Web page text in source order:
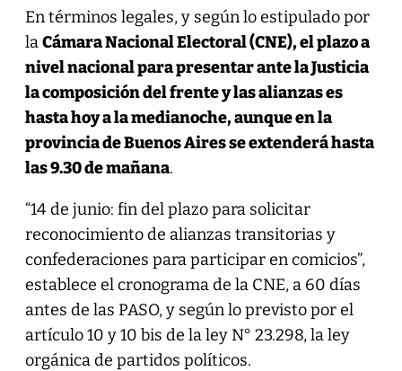
En términos legales, y según lo estipulado por
laCámara Nacional Electoral (CNE), el plazo a
nivel nacional para presentar ante la Justicia
la composición del frente y las alianzas es
hasta hoy a la medianoche, aunque en la
provincia de Buenos Aires se extenderá hasta
las 9.30 de mañana.
“14 de junio: fin del plazo para solicitar
reconocimiento de alianzas transitorias y
confederaciones para participar en comicios”,
establece el cronograma de la CNE, a 60 días
antes de las PASO, y según lo previsto por el
artículo 10 y 10 bis de la ley N° 23.298, la ley
orgánica de partidos políticos.